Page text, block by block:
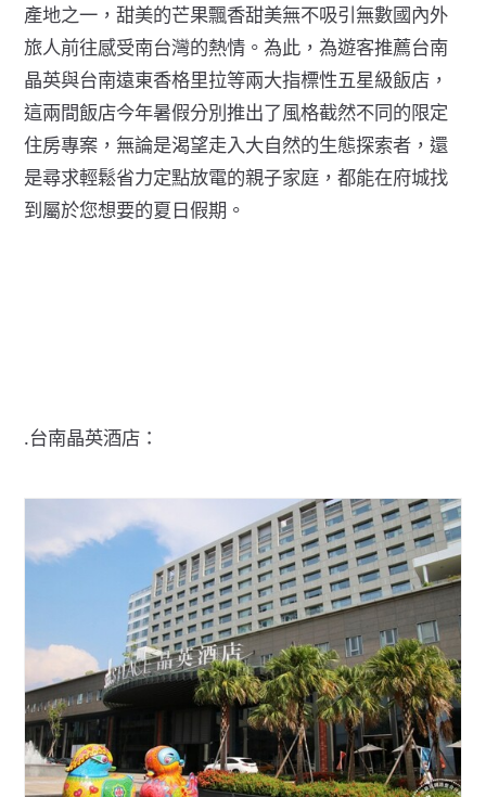
產地之一，甜美的芒果飄香甜美無不吸引無數國內外
旅人前往感受南台灣的熱情。為此，為遊客推薦台南
晶英與台南遠東香格里拉等兩大指標性五星級飯店，
這兩間飯店今年暑假分別推出了風格截然不同的限定
住房專案，無論是渴望走入大自然的生態探索者，還
是尋求輕鬆省力定點放電的親子家庭，都能在府城找
到屬於您想要的夏日假期。
.台南晶英酒店：